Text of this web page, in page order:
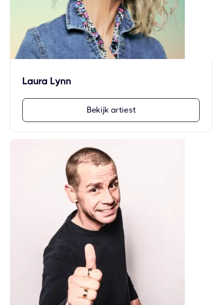
Laura Lynn
Bekijk artiest